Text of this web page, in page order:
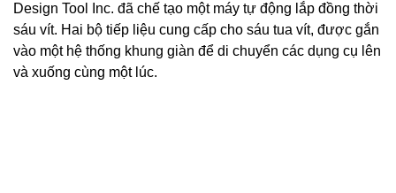
Design Tool Inc. đã chế tạo một máy tự động lắp đồng thời
sáu vít. Hai bộ tiếp liệu cung cấp cho sáu tua vít, được gắn
vào một hệ thống khung giàn để di chuyển các dụng cụ lên
và xuống cùng một lúc.